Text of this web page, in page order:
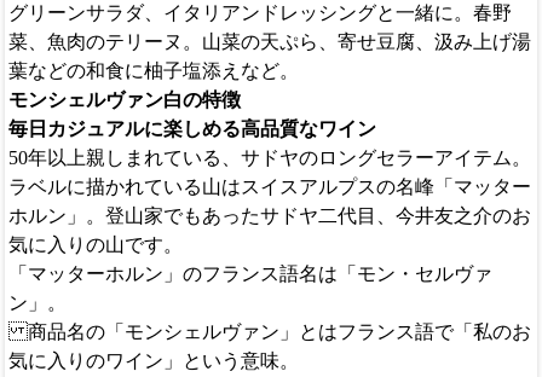
グリーンサラダ、イタリアンドレッシングと一緒に。春野
菜、魚肉のテリーヌ。山菜の天ぷら、寄せ豆腐、汲み上げ湯
葉などの和食に柚子塩添えなど。
モンシェルヴァン白の特徴
毎日カジュアルに楽しめる高品質なワイン
50年以上親しまれている、サドヤのロングセラーアイテム。
ラベルに描かれている山はスイスアルプスの名峰「マッター
ホルン」。登山家でもあったサドヤ二代目、今井友之介のお
気に入りの山です。
「マッターホルン」のフランス語名は「モン・セルヴァ
ン」。
商品名の「モンシェルヴァン」とはフランス語で「私のお
気に入りのワイン」という意味。